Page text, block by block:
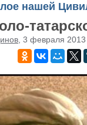
нашей
, 3 февраля 2013